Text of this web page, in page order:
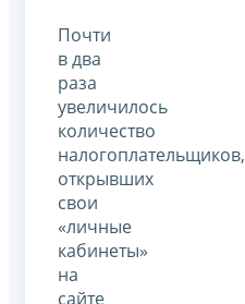
Почти
в два
раза
увеличилось
количество
налогоплательщиков,
открывших
свои
«личные
кабинеты»
на
сайте